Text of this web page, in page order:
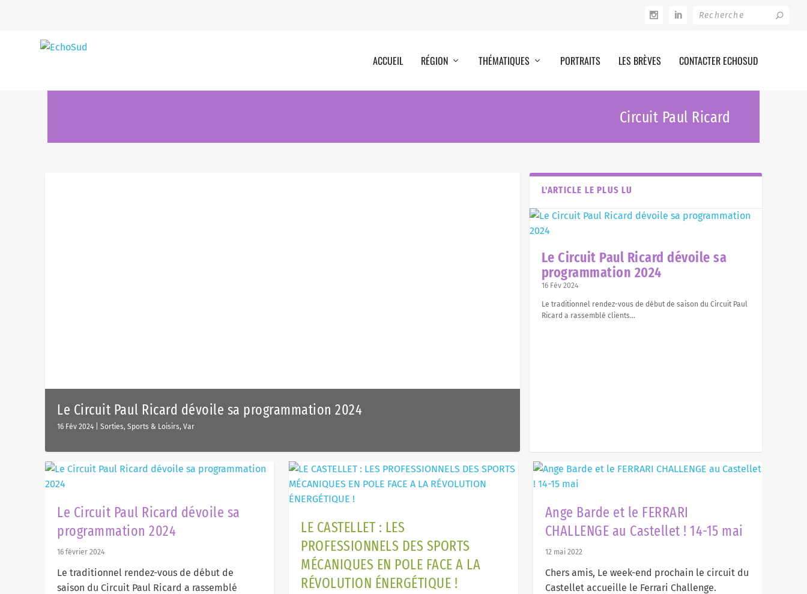
ACCUEIL RÉGION THÉMATIQUES PORTRAITS LES BRÈVES CONTACTER ECHOSUD
Circuit Paul Ricard
Le Circuit Paul Ricard dévoile sa programmation 2024
16 Fév 2024 |Sorties, Sports & Loisirs,Var
L'ARTICLE LE PLUS LU
Le Circuit Paul Ricard dévoile sa
programmation 2024
16 Fév 2024
Le traditionnel rendez-vous de début de saison du Circuit Paul
Ricard a rassemblé clients...
Le Circuit Paul Ricard dévoile sa
programmation 2024
16 février 2024
Le traditionnel rendez-vous de début de
saison du Circuit Paul Ricard a rassemblé
LE CASTELLET : LES
PROFESSIONNELS DES SPORTS
MÉCANIQUES EN POLE FACE A LA
RÉVOLUTION ÉNERGÉTIQUE !
Ange Barde et le FERRARI
CHALLENGE au Castellet ! 14-15 mai
12 mai 2022
Chers amis, Le week-end prochain le circuit du
Castellet accueille le Ferrari Challenge.